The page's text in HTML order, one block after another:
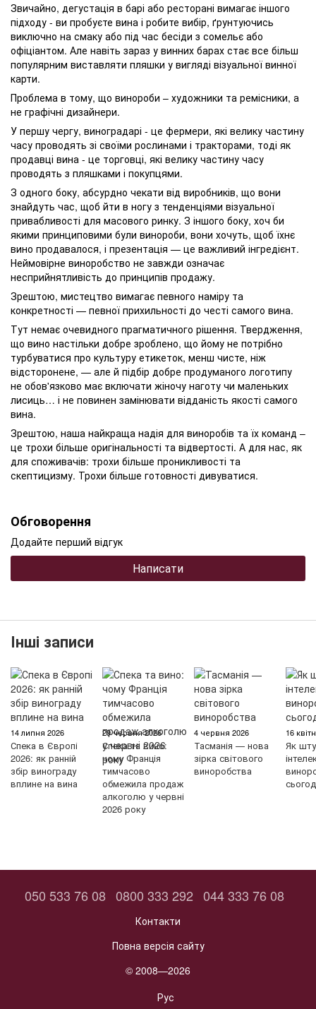
Звичайно, дегустація в барі або ресторані вимагає іншого
підходу - ви пробуєте вина і робите вибір, ґрунтуючись
виключно на смаку або під час бесіди з сомельє або
офіціантом. Але навіть зараз у винних барах стає все більш
популярним виставляти пляшки у вигляді візуальної винної
карти.
Проблема в тому, що винороби – художники та ремісники, а
не графічні дизайнери.
У першу чергу, виноградарі - це фермери, які велику частину
часу проводять зі своїми рослинами і тракторами, тоді як
продавці вина - це торговці, які велику частину часу
проводять з пляшками і покупцями.
З одного боку, абсурдно чекати від виробників, що вони
знайдуть час, щоб йти в ногу з тенденціями візуальної
привабливості для масового ринку. З іншого боку, хоч би
якими принциповими були винороби, вони хочуть, щоб їхнє
вино продавалося, і презентація — це важливий інгредієнт.
Неймовірне виноробство не завжди означає
несприйнятливість до принципів продажу.
Зрештою, мистецтво вимагає певного наміру та
конкретності — певної прихильності до честі самого вина.
Тут немає очевидного прагматичного рішення. Твердження,
що вино настільки добре зроблено, що йому не потрібно
турбуватися про культуру етикеток, менш чисте, ніж
відсторонене, — але й підбір добре продуманого логотипу
не обов'язково має включати жіночу наготу чи маленьких
лисиць… і не повинен замінювати відданість якості самого
вина.
Зрештою, наша найкраща надія для виноробів та їх команд –
це трохи більше оригінальності та відвертості. А для нас, як
для споживачів: трохи більше проникливості та
скептицизму. Трохи більше готовності дивуватися.
Обговорення
Додайте перший відгук
Написати
Інші записи
14 липня 2026
Спека в Європі
2026: як ранній
збір винограду
вплине на вина
29 червня 2026
Спека та вино:
чому Франція
тимчасово
обмежила продаж
алкоголю у червні
2026 року
4 червня 2026
Тасманія — нова
зірка світового
виноробства
16
Як
050 533 76 08 0800 333 292 044 333 76 08
Контакти
Повна версія сайту
© 2008—2026
Рус